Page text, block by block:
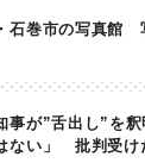
石巻市の写真館
事が”舌出し”を
ない」 批判受け